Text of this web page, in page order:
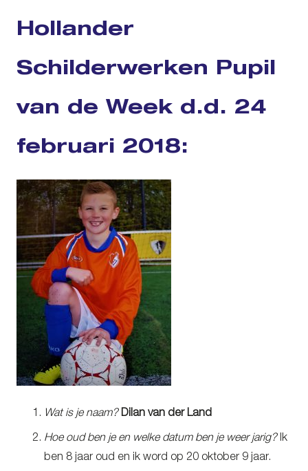
Hollander
Schilderwerken Pupil
van de Week d.d. 24
februari 2018:
Wat is je naam? Dilan van der Land
Hoe oud ben je en welke datum ben je weer jarig?Ik
ben 8 jaar oud en ik word op 20 oktober 9 jaar.